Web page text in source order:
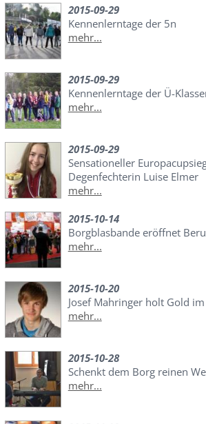
2015-09-29
Kennenlerntage der 5n
mehr...
2015-09-29
Kennenlerntage der Ü-
mehr...
2015-09-29
Sensationeller
Degenfechterin Luise Elmer
mehr...
2015-10-14
Borgblasbande eröffnet
mehr...
2015-10-20
Josef Mahringer holt Gold
mehr...
2015-10-28
Schenkt dem Borg reinen
mehr...